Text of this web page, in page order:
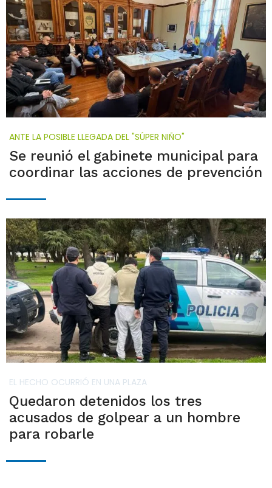
ANTE LA POSIBLE LLEGADA DEL "SÚPER NIÑO"
Se reunió el gabinete municipal para
coordinar las acciones de prevención
EL HECHO OCURRIÓ EN UNA PLAZA
Quedaron detenidos los tres
acusados de golpear a un hombre
para robarle